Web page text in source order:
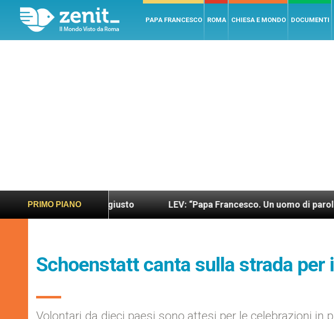
PAPA FRANCESCO ROMA CHIESA E MONDO DOCUMENTI
PRIMO PIANO
più sano e giusto LEV: “Papa Francesco. Un uomo di parola”, dietro
Schoenstatt canta sulla strada per
Volontari da dieci paesi sono attesi per le celebrazioni in